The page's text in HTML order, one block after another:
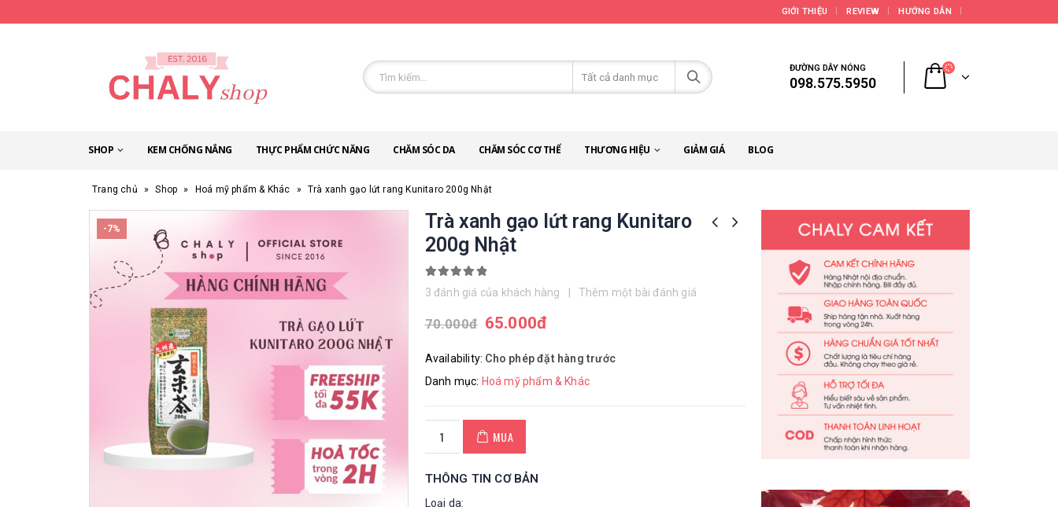
GIỚI THIỆU REVIEW HƯỚNG DẪN
ĐƯỜNG DÂY NÓNG
098.575.5950
SHOP KEM CHỐNG NẮNG THỰC PHẨM CHỨC NĂNG CHĂM SÓC DA CHĂM SÓC CƠ THỂ THƯƠNG HIỆU GIẢM GIÁ BLOG
Trang chủ » Shop » Hoá mỹ phẩm & Khác » Trà xanh gạo lứt rang Kunitaro 200g Nhật
-7%
Trà xanh gạo lứt rang Kunitaro
200g Nhật
5.00 out of 5
3 đánh giá của khách hàng Thêm một bài đánh giá
70.000đ 65.000đ
Availability: Cho phép đặt hàng trước
Danh mục: Hoá mỹ phẩm & Khác
MUA
THÔNG TIN CƠ BẢN
Loại da: